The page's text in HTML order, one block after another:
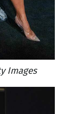
Images